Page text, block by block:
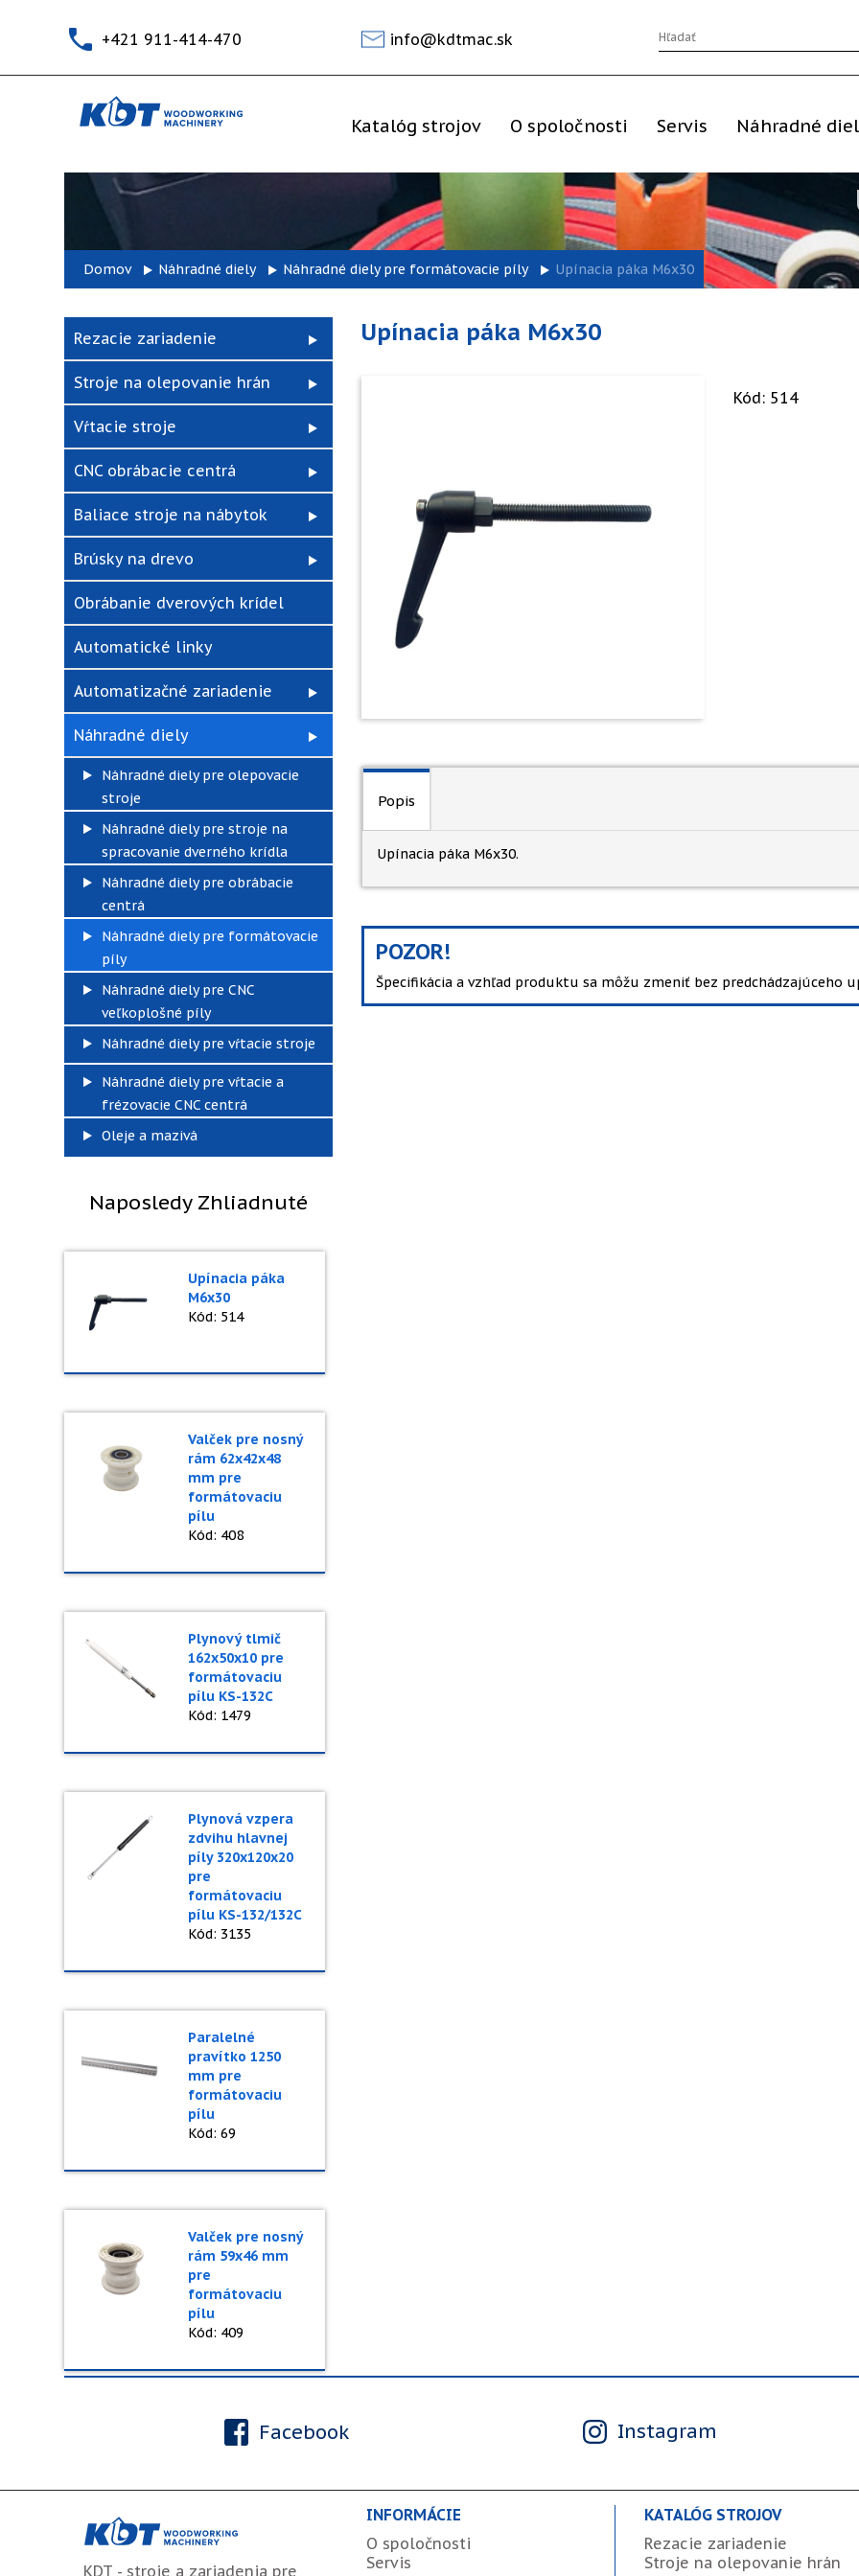
+421 911-414-470 info@kdtmac.sk
Katalóg strojov O spoločnosti Servis Náhradné
Domov Náhradné diely Náhradné diely pre formátovacie píly Upínacia páka M6x30
Rezacie zariadenie
Stroje na olepovanie hrán
Vŕtacie stroje
CNC obrábacie centrá
Baliace stroje na nábytok
Brúsky na drevo
Obrábanie dverových krídel
Automatické linky
Automatizačné zariadenie
Náhradné diely
Náhradné diely pre olepovacie
stroje
Náhradné diely pre stroje na
spracovanie dverného krídla
Náhradné diely pre obrábacie
centrá
Náhradné diely pre formátovacie
píly
Náhradné diely pre CNC
veľkoplošné píly
Náhradné diely pre vŕtacie stroje
Náhradné diely pre vŕtacie a
frézovacie CNC centrá
Oleje a mazivá
Naposledy Zhliadnuté
Upínacia páka
M6x30
Kód: 514
Valček pre nosný
rám 62x42x48
mm pre
formátovaciu
pílu
Kód: 408
Plynový tlmič
162x50x10 pre
formátovaciu
pílu KS-132C
Kód: 1479
Plynová vzpera
zdvihu hlavnej
píly 320x120x20
pre
formátovaciu
pílu KS-132/132C
Kód: 3135
Paralelné
pravítko 1250
mm pre
formátovaciu
pílu
Kód: 69
Valček pre nosný
rám 59x46 mm
pre
formátovaciu
pílu
Kód: 409
Upínacia páka M6x30
Kód: 514
Popis
Upínacia páka M6x30.
POZOR!
Špecifikácia a vzhľad produktu sa môžu zmeniť bez predchádzajúceho
Facebook Instagram
KDT - stroje a zariadenia pre
INFORMÁCIE
O spoločnosti
Servis
KATALÓG STROJOV
Rezacie zariadenie
Stroje na olepovanie hrán